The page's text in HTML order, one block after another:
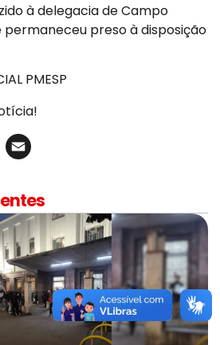
à delegacia de Campo
permaneceu preso à disposição
PMESP
LinkedIn